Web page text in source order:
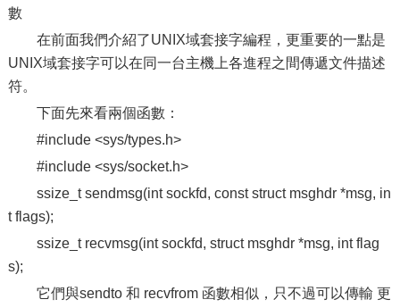
數
在前面我們介紹了UNIX域套接字編程，更重要的一點是
UNIX域套接字可以在同一台主機上各進程之間傳遞文件描述
符。
下面先來看兩個函數：
#include <sys/types.h>
#include <sys/socket.h>
ssize_t sendmsg(int sockfd, const struct msghdr *msg, in
t flags);
ssize_t recvmsg(int sockfd, struct msghdr *msg, int flag
s);
它們與sendto 和 recvfrom 函數相似，只不過可以傳輸 更